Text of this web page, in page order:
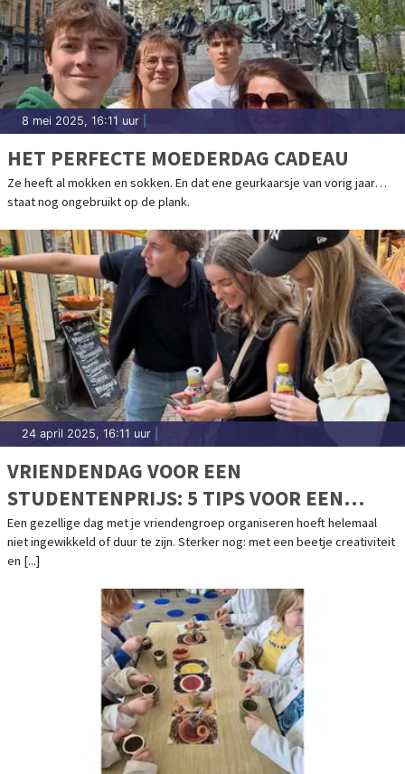
8 mei 2025, 16:11 uur
HET PERFECTE MOEDERDAG CADEAU
Ze heeft al mokken en sokken. En dat ene geurkaarsje van vorig jaar…
staat nog ongebruikt op de plank.
24 april 2025, 16:11 uur
VRIENDENDAG VOOR EEN
STUDENTENPRIJS: 5 TIPS VOOR EEN
ONVERGETELIJK UITJE
Een gezellige dag met je vriendengroep organiseren hoeft helemaal
niet ingewikkeld of duur te zijn. Sterker nog: met een beetje creativiteit
en [...]